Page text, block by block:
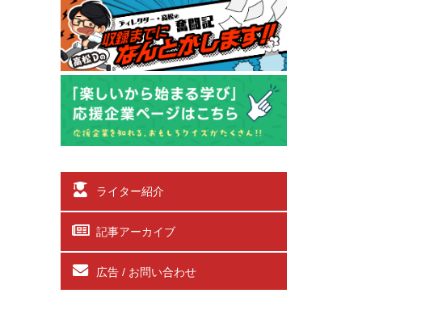
ライター紹介
記事アーカイブ
広告 / お問い合わせ